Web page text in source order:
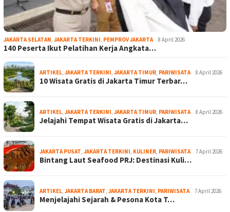
JAKARTA SELATAN, JAKARTA TERKINI, PEMPROV JAKARTA 8 April 2026
140 Peserta Ikut Pelatihan Kerja Angkata…
ARTIKEL, JAKARTA TERKINI, JAKARTA TIMUR, PARIWISATA 8 April 2026
10 Wisata Gratis di Jakarta Timur Terbar…
ARTIKEL, JAKARTA TERKINI, JAKARTA TIMUR, PARIWISATA 8 April 2026
Jelajahi Tempat Wisata Gratis di Jakarta…
JAKARTA PUSAT, JAKARTA TERKINI, KULINER, PARIWISATA 7 April 2026
Bintang Laut Seafood PRJ: Destinasi Kuli…
ARTIKEL, JAKARTA BARAT, JAKARTA TERKINI, PARIWISATA 7 April 2026
Menjelajahi Sejarah & Pesona Kota T…